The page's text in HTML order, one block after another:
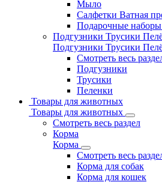
Мыло
Салфетки Ватная
Подарочные
Подгузники Трусики
Подгузники Трусики
Смотреть весь
Подгузники
Трусики
Пеленки
Товары для животных
Товары для животных
Смотреть весь раздел
Корма
Корма
Смотреть весь
Корма для собак
Корма для кошек